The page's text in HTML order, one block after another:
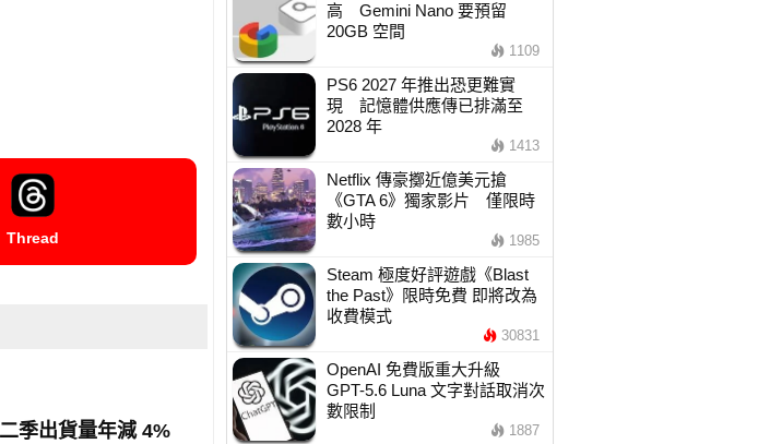
Thread
季出貨量年減 4%
高 Gemini Nano 要預留
20GB 空間
1109
PS6 2027 年推出恐更難實
現 記憶體供應傳已排滿至
2028 年
1413
Netflix 傳豪擲近億美元搶
《GTA 6》獨家影片 僅限時
數小時
1985
Steam 極度好評遊戲《Blast
the Past》限時免費 即將改為
收費模式
30831
OpenAI 免費版重大升級
GPT-5.6 Luna 文字對話取消次
數限制
1887